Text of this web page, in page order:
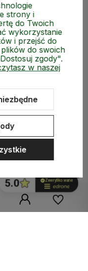
strony i
do Twoich
wykorzystanie
i przejść do
do swoich
zgody".
w naszej